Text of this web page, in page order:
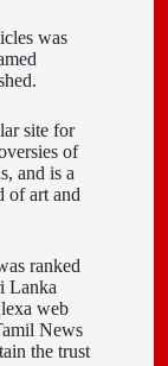
was
site for
of
and is a
of art and
ranked
Lanka
web
News
the trust